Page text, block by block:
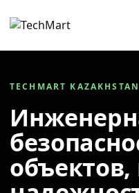
TECHMART
объектов,